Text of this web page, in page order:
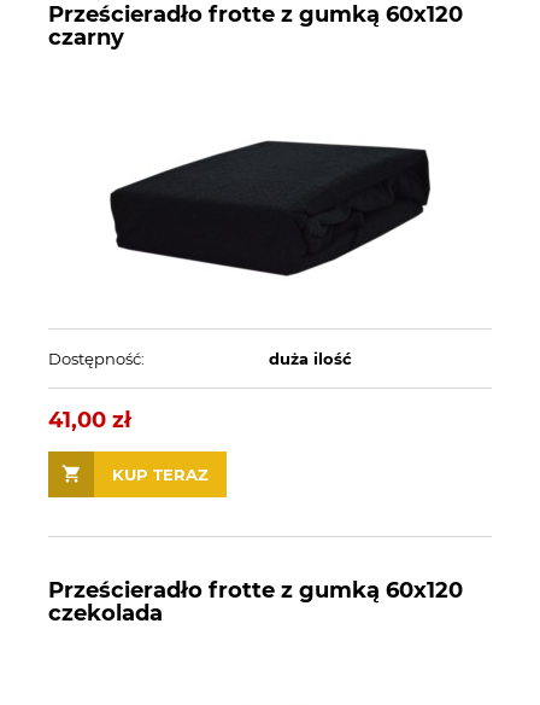
Prześcieradło frotte z gumką 60x120
czarny
Dostępność: duża ilość
41,00 zł
KUP TERAZ
Prześcieradło frotte z gumką 60x120
czekolada